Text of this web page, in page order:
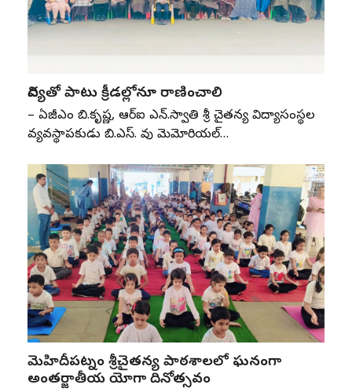
విద్యతో పాటు క్రీడల్లోనూ రాణించాలి
– ఏజీఎం బి.కృష్ణ, ఆర్‌ఐ ఎన్‌.స్వాతి శ్రీ చైతన్య విద్యాసంస్థల
వ్యవస్థాపకుడు బి.ఎస్‌. రావు మెమోరియల్‌…
మెహిదీపట్నం శ్రీచైతన్య పాఠశాలలో ఘనంగా
అంతర్జాతీయ యోగా దినోత్సవం